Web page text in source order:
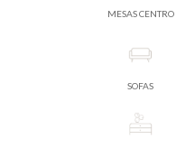
MESAS CENTRO
SOFAS